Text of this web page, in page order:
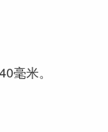
毫米。